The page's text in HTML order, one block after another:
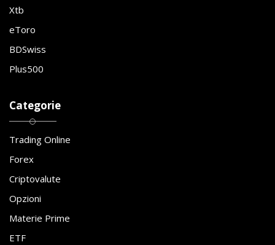
Xtb
eToro
BDSwiss
Plus500
Categorie
Trading Online
Forex
Criptovalute
Opzioni
Materie Prime
ETF